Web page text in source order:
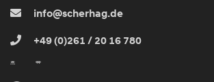
info@scherhag.de
+49 (0)261 / 20 16 780